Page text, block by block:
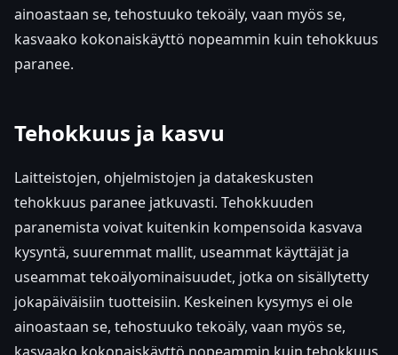
ainoastaan se, tehostuuko tekoäly, vaan myös se,
kasvaako kokonaiskäyttö nopeammin kuin tehokkuus
paranee.
Tehokkuus ja kasvu
Laitteistojen, ohjelmistojen ja datakeskusten
tehokkuus paranee jatkuvasti. Tehokkuuden
paranemista voivat kuitenkin kompensoida kasvava
kysyntä, suuremmat mallit, useammat käyttäjät ja
useammat tekoälyominaisuudet, jotka on sisällytetty
jokapäiväisiin tuotteisiin. Keskeinen kysymys ei ole
ainoastaan se, tehostuuko tekoäly, vaan myös se,